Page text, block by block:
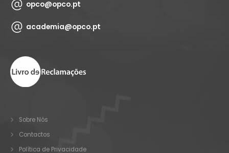
opco@opco.pt
academia@opco.pt
Sobre Nós
Contactos
Política de Privacidade